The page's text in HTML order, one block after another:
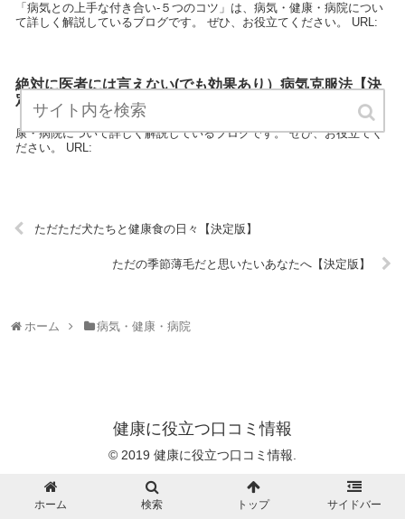
「病気との上手な付き合い-５つのコツ」は、病気・健康・病院につい
て詳しく解説しているブログです。 ぜひ、お役立てください。 URL:
絶対に医者には言えない(でも効果あり）病気克服法【決
定版】
「絶対に医者には言えない(でも効果あり）病気克服法」は、病気・健
康・病院について詳しく解説しているブログです。 ぜひ、お役立てく
ださい。 URL:
ただただ犬たちと健康食の日々【決定版】
ただの季節薄毛だと思いたいあなたへ【決定版】
ホーム 病気・健康・病院
健康に役立つ口コミ情報
© 2019 健康に役立つ口コミ情報.
ホーム 検索 トップ サイドバー